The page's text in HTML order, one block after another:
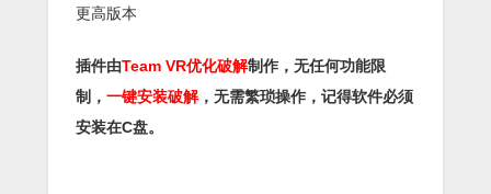
更高版本
插件由Team VR优化破解制作，无任何功能限
制， 一键安装破解，无需繁琐操作，记得软件必须
安装在C盘。